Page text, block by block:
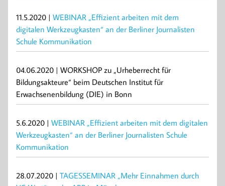
11.5.2020 | WEBINAR „Effizient arbeiten mit dem
digitalen Werkzeugkasten“ an der Berliner Journalisten
Schule Kommunikation
04.06.2020 | WORKSHOP zu „Urheberrecht für
Bildungsakteure“ beim Deutschen Institut für
Erwachsenenbildung (DIE) in Bonn
5.6.2020 | WEBINAR „Effizient arbeiten mit dem digitalen
Werkzeugkasten“ an der Berliner Journalisten Schule
Kommunikation
28.07.2020 | TAGESSEMINAR „Mehr Einnahmen durch